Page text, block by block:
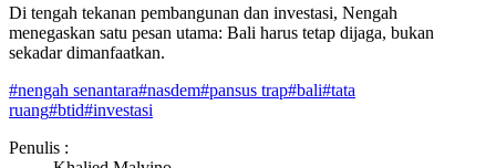
Di tengah tekanan pembangunan dan investasi, Nengah
menegaskan satu pesan utama: Bali harus tetap dijaga, bukan
sekadar dimanfaatkan.
#nengah senantara#nasdem#pansus trap#bali#tata
ruang#btid#investasi
Penulis :